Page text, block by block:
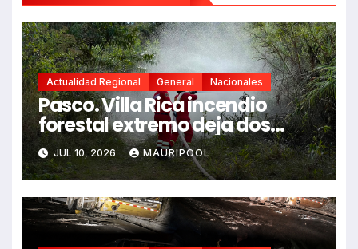
Actualidad Regional General Nacionales
Pasco. Villa Rica incendio
forestal extremo deja dos
fallecidos y heridos
JUL 10, 2026 MAURIPOOL